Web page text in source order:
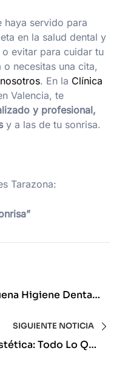
haya servido para
en la salud dental y
evitar para cuidar tu
necesitas una cita,
. En la Clínica
Valencia, te
y profesional,
y a las de tu sonrisa.
Tarazona:
Higiene Dental
En
SIGUIENTE NOTICIA
Todo Lo Que